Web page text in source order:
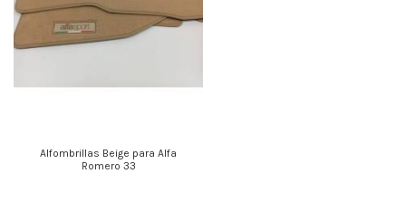
Alfombrillas Beige para Alfa
Romero 33